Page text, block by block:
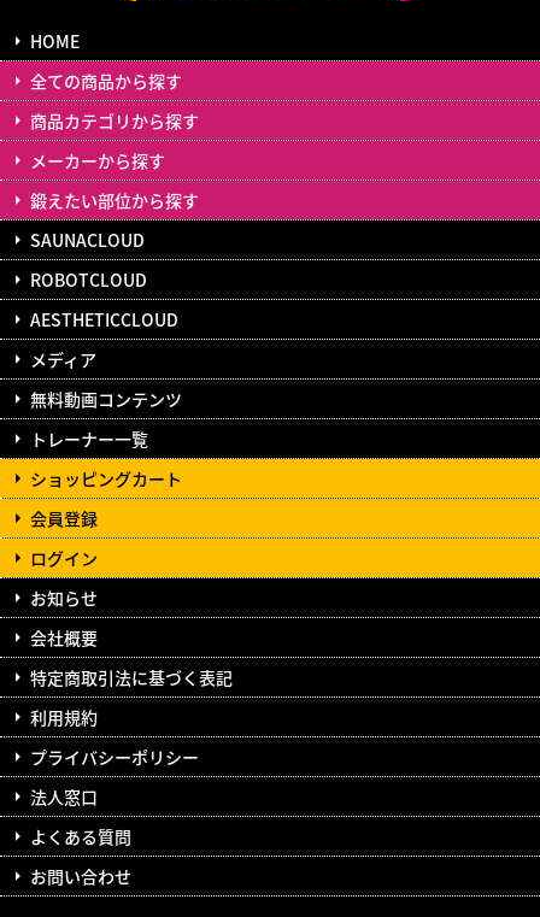
HOME
全ての商品から探す
商品カテゴリから探す
メーカーから探す
鍛えたい部位から探す
SAUNACLOUD
ROBOTCLOUD
AESTHETICCLOUD
メディア
無料動画コンテンツ
トレーナー一覧
ショッピングカート
会員登録
ログイン
お知らせ
会社概要
特定商取引法に基づく表記
利用規約
プライバシーポリシー
法人窓口
よくある質問
お問い合わせ